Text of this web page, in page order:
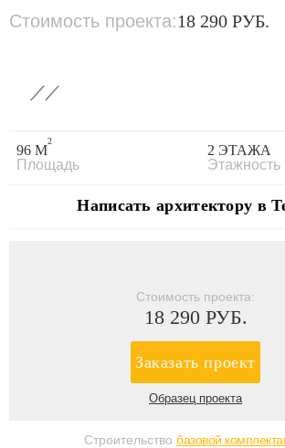
Стоимость проекта:18 290 РУБ.
‹
96 М
2
Площадь
2 ЭТАЖА
Этажность
Написать архитектору в
Стоимость проекта:
18 290 РУБ.
Заказать проект
Образец проекта
Строительство базовой